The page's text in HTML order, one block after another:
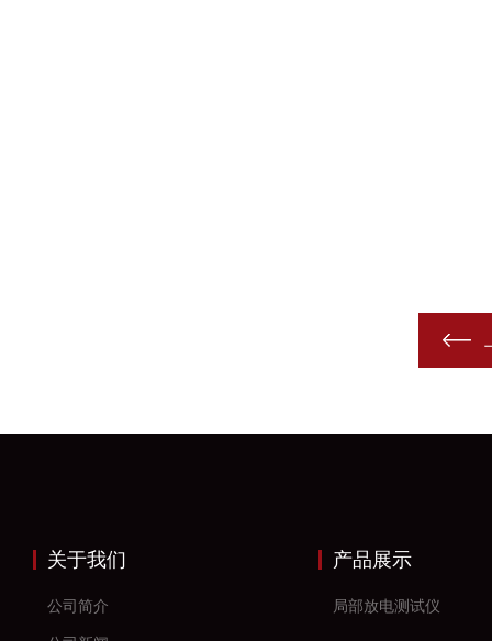
关于我们
公司简介
产品展示
局部放电测试仪